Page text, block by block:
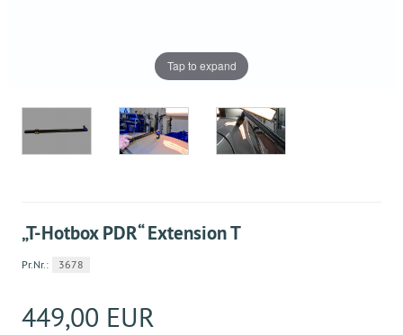
Tap to expand
„T-Hotbox PDR“ Extension T
Pr.Nr.: 3678
449,00 EUR